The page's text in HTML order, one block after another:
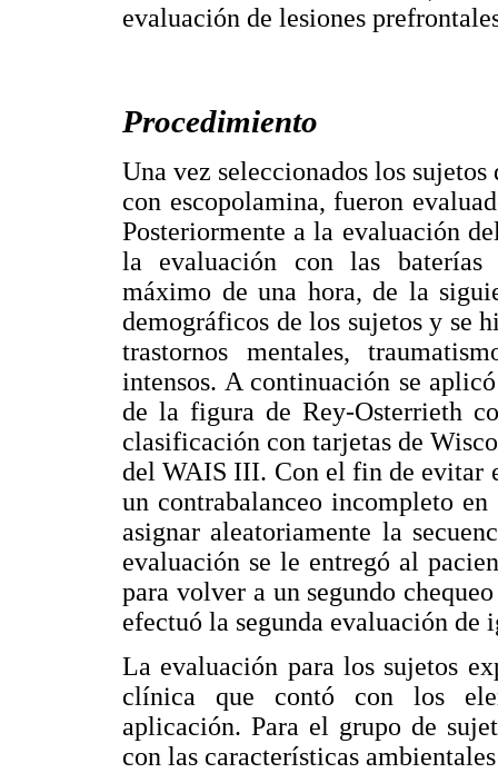
evaluación de lesiones
Procedimiento
Una vez seleccionados los
con escopolamina, fueron
Posteriormente a la evaluación
la evaluación con las baterías
máximo de una hora, de la
demográficos de los sujetos y se
trastornos mentales,
intensos. A continuación se
de la figura de Rey-Osterrieth
clasificación con tarjetas de
del WAIS III. Con el fin de evitar
un contrabalanceo incompleto
asignar aleatoriamente la
evaluación se le entregó al
para volver a un segundo
efectuó la segunda evaluación
La evaluación para los sujetos
clínica que contó con los
aplicación. Para el grupo de
con las características